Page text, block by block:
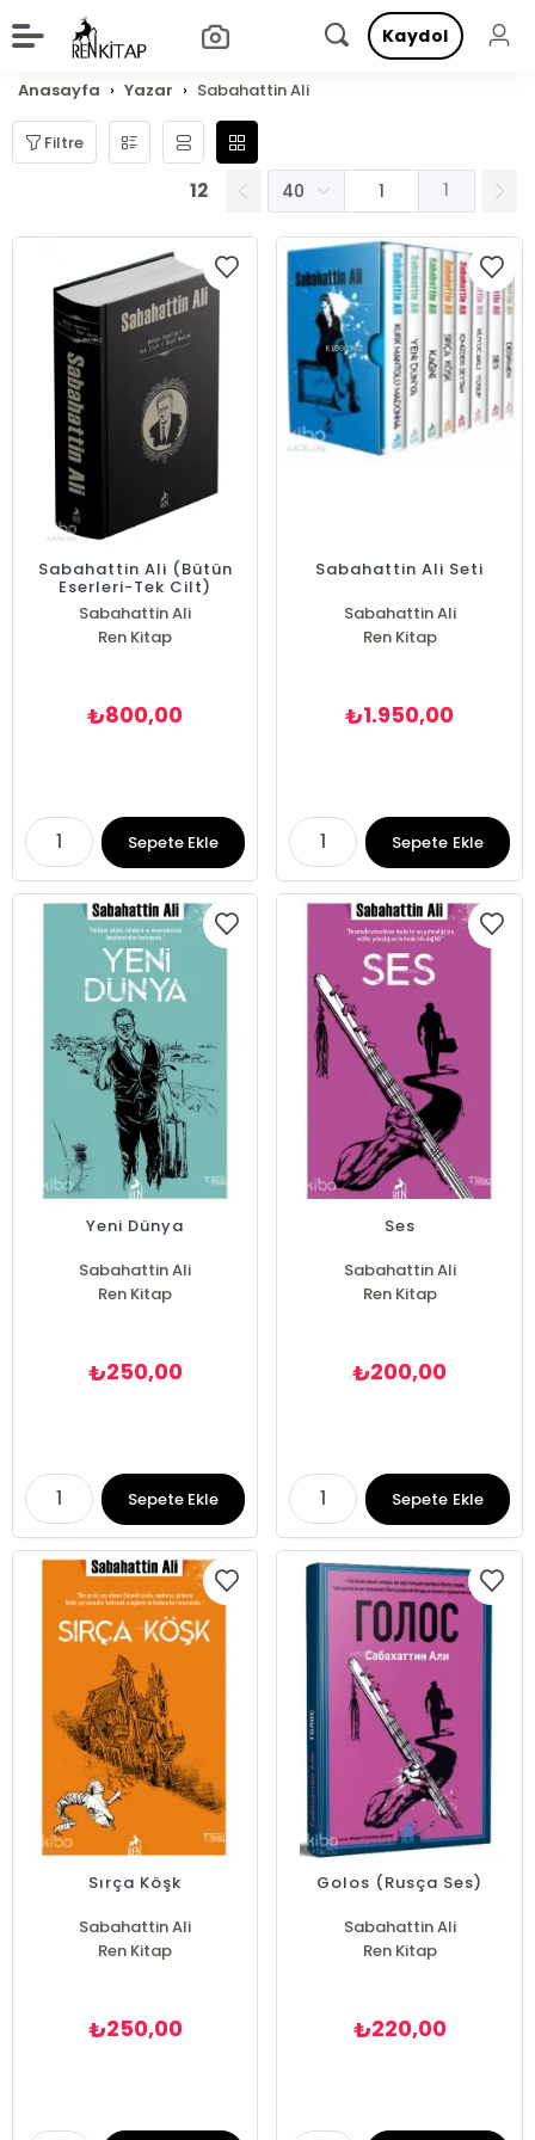
Kaydol
Anasayfa Yazar Sabahattin Ali
Filtre
12 1
Sabahattin Ali (Bütün
Eserleri-Tek Cilt)
Sabahattin Ali
Ren Kitap
₺800,00
Sepete Ekle
Sabahattin Ali Seti
Sabahattin Ali
Ren Kitap
₺1.950,00
Sepete Ekle
Yeni Dünya
Sabahattin Ali
Ren Kitap
₺250,00
Sepete Ekle
Ses
Sabahattin Ali
Ren Kitap
₺200,00
Sepete Ekle
Sırça Köşk
Sabahattin Ali
Ren Kitap
₺250,00
Golos (Rusça Ses)
Sabahattin Ali
Ren Kitap
₺220,00